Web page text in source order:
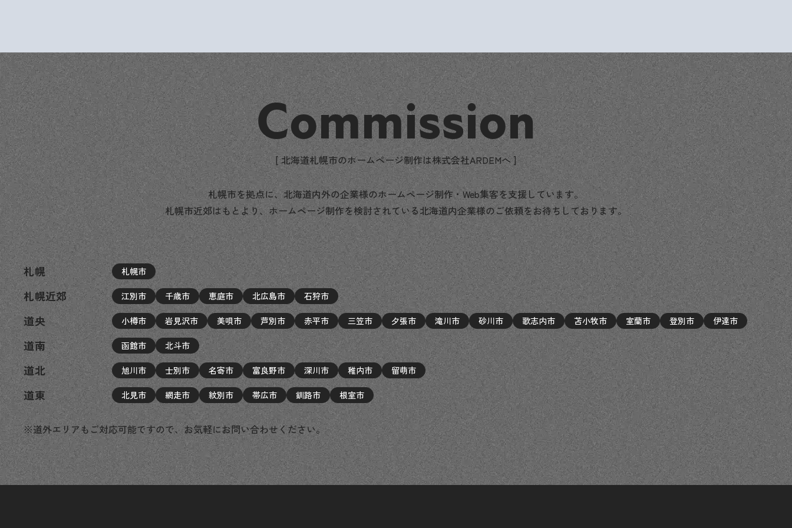
Commission
[ 北海道札幌市のホームページ制作は株式会社ARDEMへ ]
札幌市を拠点に、北海道内外の企業様のホームページ制作・Web集客を支援しています。
札幌市近郊はもとより、ホームページ制作を検討されている北海道内企業様のご依頼をお待ちしております。
札幌 札幌市
札幌近郊 江別市 千歳市 恵庭市 北広島市 石狩市
道央 小樽市 岩見沢市 美唄市 芦別市 赤平市 三笠市 夕張市 滝川市 砂川市 歌志内市 苫小牧市 室蘭市 登別市 伊達市
道南 函館市 北斗市
道北 旭川市 士別市 名寄市 富良野市 深川市 稚内市 留萌市
道東 北見市 網走市 紋別市 帯広市 釧路市 根室市
※道外エリアもご対応可能ですので、お気軽にお問い合わせください。